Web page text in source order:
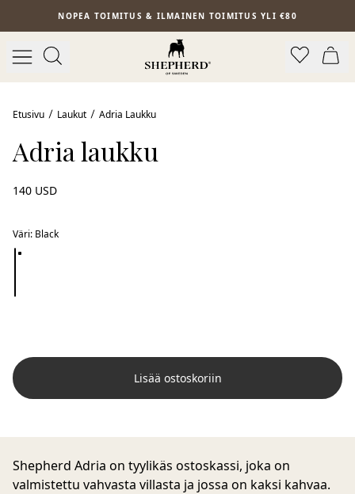
Siirry pääsisältöönNOPEA TOIMITUS & ILMAINEN TOIMITUS YLI €80
Etusivu Laukut Adria Laukku
Adria laukku
140 USD
Väri: Black
Lisää ostoskoriin
Shepherd Adria on tyylikäs ostoskassi, joka on
valmistettu vahvasta villasta ja jossa on kaksi kahvaa.